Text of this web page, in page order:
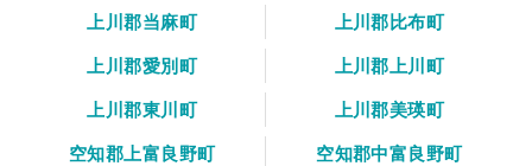
上川郡当麻町
上川郡比布町
上川郡愛別町
上川郡上川町
上川郡東川町
上川郡美瑛町
空知郡上富良野町
空知郡中富良野町